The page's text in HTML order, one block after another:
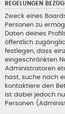
REGELUNGEN
Zweck eines
Personen zu
Daten deines
öffentlich
festlegen, dass
eingeschränkten
Administratoren
hast, suche nach
kontaktiere den
ist dabei jedoch
Personen